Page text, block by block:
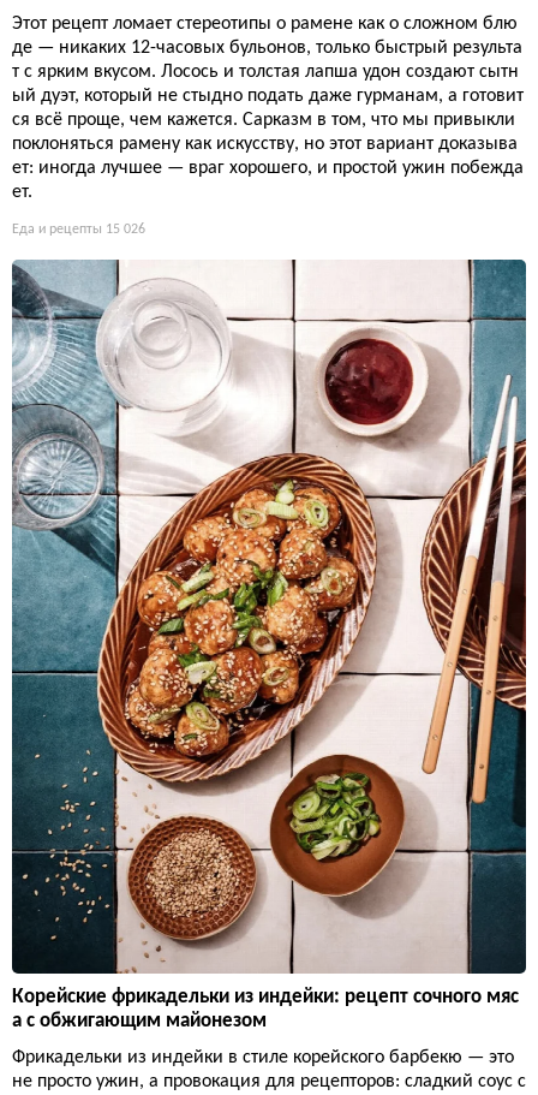
Этот рецепт ломает стереотипы о рамене как о сложном блю
де — никаких 12-часовых бульонов, только быстрый результа
т с ярким вкусом. Лосось и толстая лапша удон создают сытн
ый дуэт, который не стыдно подать даже гурманам, а готовит
ся всё проще, чем кажется. Сарказм в том, что мы привыкли
поклоняться рамену как искусству, но этот вариант доказыва
ет: иногда лучшее — враг хорошего, и простой ужин побежда
ет.
Еда и рецепты 15 026
Корейские фрикадельки из индейки: рецепт сочного мяс
а с обжигающим майонезом
Фрикадельки из индейки в стиле корейского барбекю — это
не просто ужин, а провокация для рецепторов: сладкий соус с